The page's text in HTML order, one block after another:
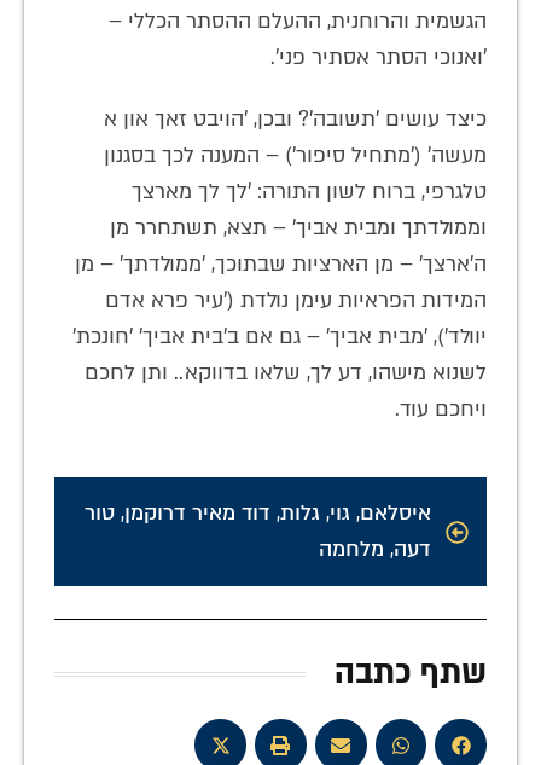
הגשמית והרוחנית, ההעלם ההסתר הכללי –
'ואנוכי הסתר אסתיר פני'.
כיצד עושים 'תשובה'? ובכן, 'הויבט זאך און א
מעשה' ('מתחיל סיפור') – המענה לכך בסגנון
טלגרפי, ברוח לשון התורה: 'לך לך מארצך
וממולדתך ומבית אביך' – תצא, תשתחרר מן
ה'ארצך' – מן הארציות שבתוכך, 'ממולדתך' – מן
המידות הפראיות עימן נולדת ('עיר פרא אדם
יוולד'), 'מבית אביך' – גם אם ב'בית אביך' 'חונכת'
לשנוא מישהו, דע לך, שלאו בדווקא.. ותן לחכם
ויחכם עוד.
איסלאם, גוי, גלות, דוד מאיר דרוקמן, טור
דעה, מלחמה
שתף כתבה